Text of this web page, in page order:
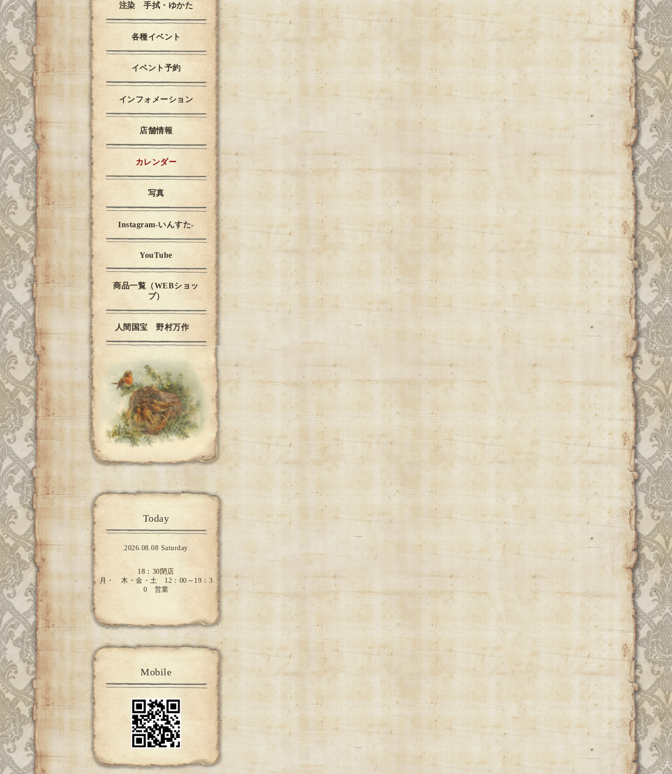
注染 手拭・ゆかた
各種イベント
イベント予約
インフォメーション
店舗情報
カレンダー
写真
Instagram-いんすた-
YouTube
商品一覧（WEBショッ
プ）
人間国宝 野村万作
Today
2026.08.08 Saturday
18：30閉店
月・ 木・金・土 12：00～19：3
0 営業
Mobile